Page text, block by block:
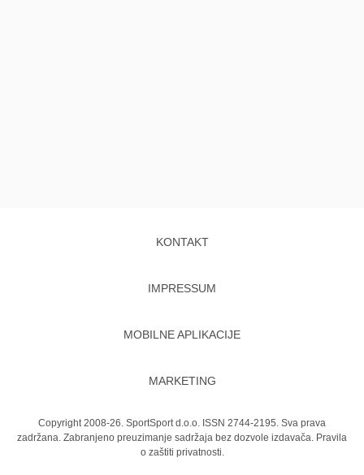
KONTAKT
IMPRESSUM
MOBILNE APLIKACIJE
MARKETING
Copyright 2008-26. SportSport d.o.o. ISSN 2744-2195. Sva prava
zadržana. Zabranjeno preuzimanje sadržaja bez dozvole izdavača. Pravila
o zaštiti privatnosti.